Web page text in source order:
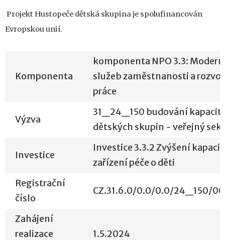
Projekt Hustopeče dětská skupina je spolufinancován
Evropskou unií.
Komponenta
komponenta NPO 3.3:
služeb zaměstnanosti a
práce
Výzva
31_24_150 budování kapacit
dětských skupin - veřejný
Investice
Investice 3.3.2 Zvýšení
zařízení péče o děti
Registrační
číslo
CZ.31.6.0/0.0/0.0/24_150/
Zahájení
realizace
1.5.2024